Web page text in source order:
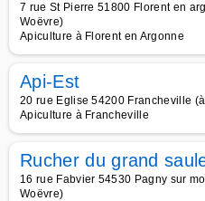
7 rue St Pierre 51800 Florent en
Woëvre)
Apiculture à Florent en Argonne
Api-Est
20 rue Eglise 54200 Francheville
Apiculture à Francheville
Rucher du grand
16 rue Fabvier 54530 Pagny sur
Woëvre)